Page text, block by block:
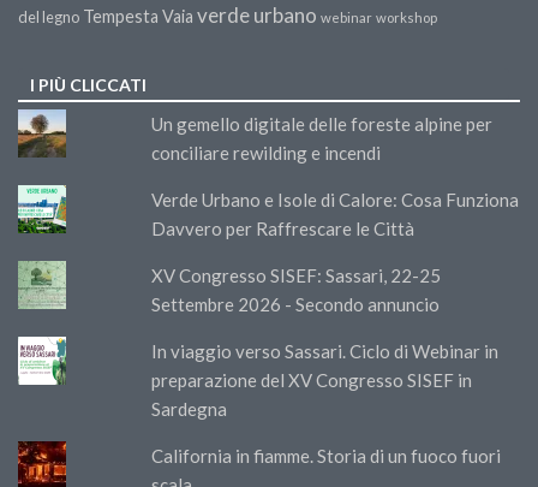
del legno Tempesta Vaia verde urbano webinar workshop
I PIÙ CLICCATI
Un gemello digitale delle foreste alpine per
conciliare rewilding e incendi
Verde Urbano e Isole di Calore: Cosa Funziona
Davvero per Raffrescare le Città
XV Congresso SISEF: Sassari, 22-25
Settembre 2026 - Secondo annuncio
In viaggio verso Sassari. Ciclo di Webinar in
preparazione del XV Congresso SISEF in
Sardegna
California in fiamme. Storia di un fuoco fuori